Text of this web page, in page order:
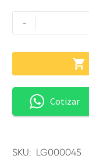
-

Cotizar
SKU: LG000045